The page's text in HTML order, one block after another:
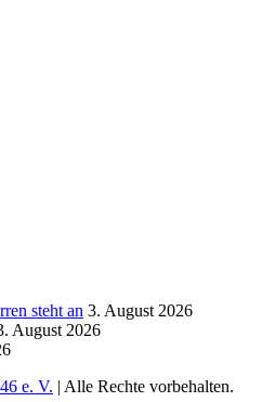
steht an 3. August 2026
August 2026
e. V. | Alle Rechte vorbehalten.